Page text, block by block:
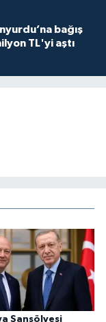
bağış
TL'yi aştı
Şansölyesi